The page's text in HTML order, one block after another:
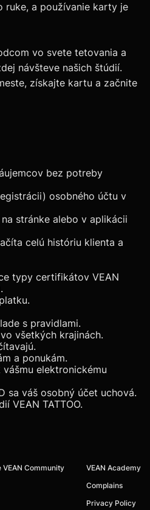
ruke, a používanie karty je
vo svete tetovania a
návšteve našich štúdií.
získajte kartu a začnite
bez potreby
osobného účtu v
stránke alebo v aplikácii
celú históriu klienta a
typy certifikátov VEAN
s pravidlami.
všetkých krajinách.
a ponukám.
elektronickému
sa váš osobný účet uchová.
VEAN TATTOO.
VEAN Community
VEAN Academy
Complains
Privacy Policy